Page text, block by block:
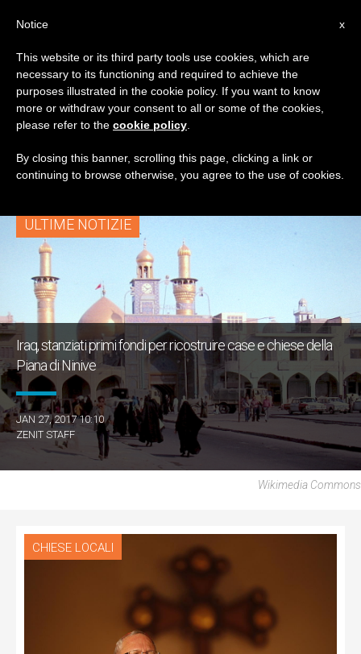
TAG
Posts Tagged
‘patriarca Sako’
ULTIME NOTIZIE
Iraq, stanziati primi fondi per ricostruire case e chiese della
Piana di Ninive
JAN 27, 2017 10:10
ZENIT STAFF
Wikimedia Commons
CHIESE LOCALI
x
Notice
This website or its third party tools use cookies, which are
necessary to its functioning and required to achieve the
purposes illustrated in the cookie policy. If you want to know
more or withdraw your consent to all or some of the cookies,
please refer to the cookie policy
By closing this banner, scrolling this page, clicking a link or
continuing to browse otherwise, you agree to the use of cookies.